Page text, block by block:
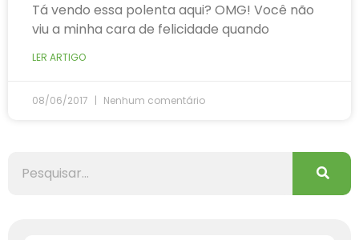
Tá vendo essa polenta aqui? OMG! Você não
viu a minha cara de felicidade quando
LER ARTIGO
08/06/2017 Nenhum comentário